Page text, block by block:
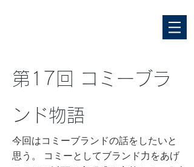
第17回 コミーブラ
ンド物語
今回はコミーブランドの話をしたいと
思う。 コミーとしてブランド力をあげ